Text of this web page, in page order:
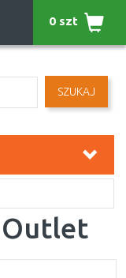
SZUKAJ
0 szt
Outlet